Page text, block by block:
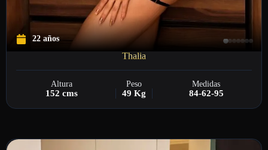
22 años
Thalia
Altura Peso Medidas
152 cms 49 Kg 84-62-95